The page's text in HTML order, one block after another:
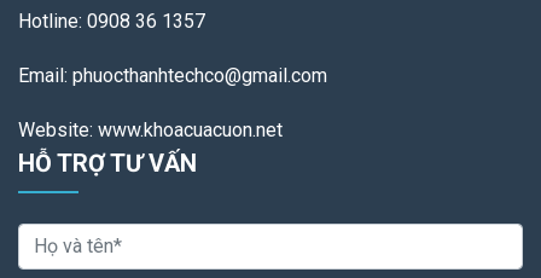
Hotline: 0908 36 1357
Email: phuocthanhtechco@gmail.com
Website: www.khoacuacuon.net
HỖ TRỢ TƯ VẤN